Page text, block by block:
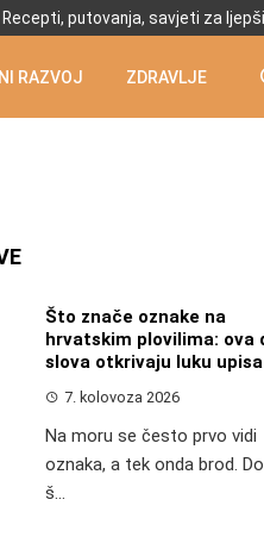
Recepti, putovanja, savjeti za
RAZVOJ ZDRAVLJE
Što znače oznake na
hrvatskim plovilima: ova
slova otkrivaju luku upisa
7. kolovoza 2026
Na moru se često prvo vidi
oznaka, a tek onda brod.
š...